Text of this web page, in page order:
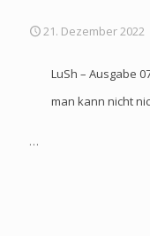
21. Dezember 2022
LuSh – Ausgabe
man kann nicht
…